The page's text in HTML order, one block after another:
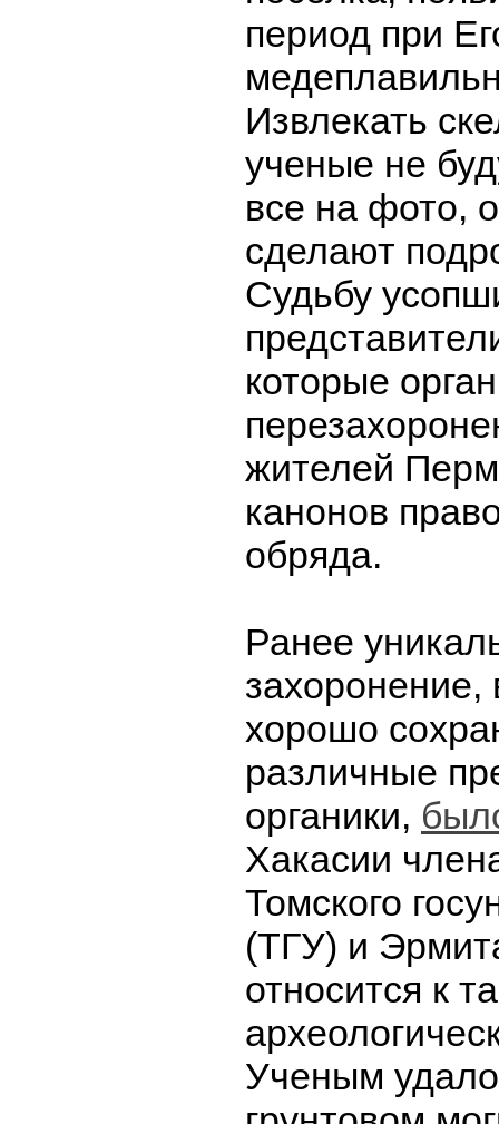
период при
Извлекать
ученые не
все на фото,
сделают
Судьбу
которые
жителей
канонов
обряда.
Ранее
захоронение,
хорошо
различные
органики,
Хакасии
Томского
(ТГУ) и
относится к
Ученым